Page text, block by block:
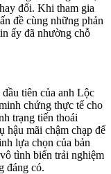
đổi. Khi tham gia
đề cùng những phản
ấy đã nhường chỗ
tiên của anh Lộc
chứng thực tế cho
trạng tiến thoái
hậu mãi chậm chạp để
lựa chọn của bản
tình biến trải nghiệm
đáng có.